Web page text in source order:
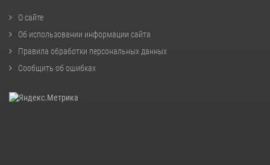
О сайте
Об использовании информации сайта
Правила обработки персональных данных
Сообщить об ошибках